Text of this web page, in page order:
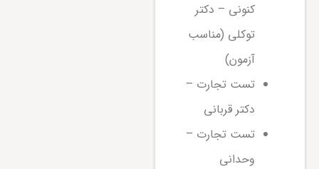
کنونی – دکتر
توکلی (مناسب
آزمون)
تست تجارت –
دکتر قربانی
تست تجارت –
وحدانی